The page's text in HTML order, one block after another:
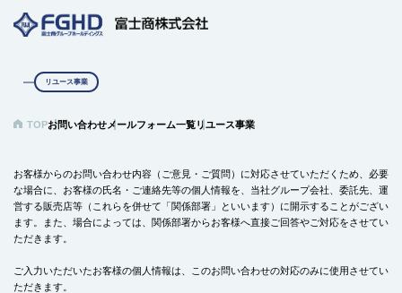
リユース事業
TOPお問い合わせメールフォーム一覧リユース事業
お客様からのお問い合わせ内容（ご意見・ご質問）に対応させていただくため、必要
な場合に、お客様の氏名・ご連絡先等の個人情報を、当社グループ会社、委託先、運
営する販売店等（これらを併せて「関係部署」といいます）に開示することがござい
ます。また、場合によっては、関係部署からお客様へ直接ご回答やご対応をさせてい
ただきます。
ご入力いただいたお客様の個人情報は、このお問い合わせの対応のみに使用させてい
ただきます。